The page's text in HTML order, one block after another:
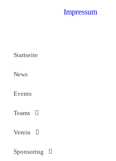
Impressum
Startseite
News
Events
Teams
Verein
Sponsoring